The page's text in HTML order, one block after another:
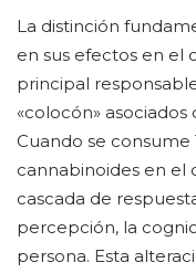
La distinción
en sus efectos en el
principal
«colocón»
Cuando se
cannabinoides en el
cascada de
percepción, la
persona. Esta